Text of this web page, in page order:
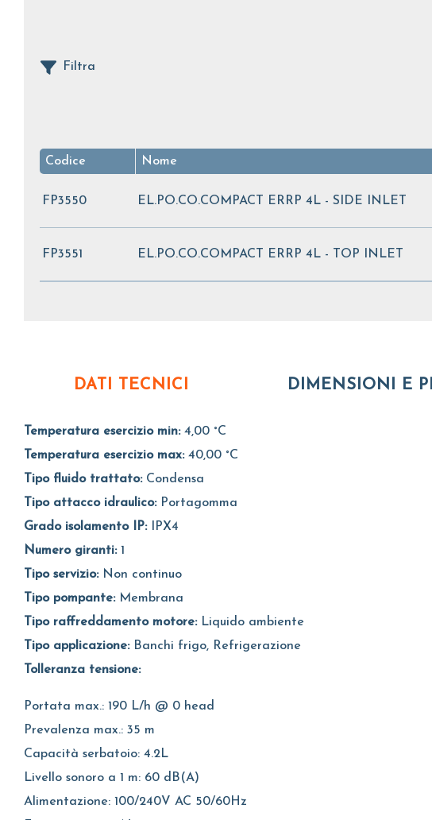
Filtra
Codice Nome
FP3550 EL.PO.CO.COMPACT ERRP 4L - SIDE INLET
FP3551 EL.PO.CO.COMPACT ERRP 4L - TOP INLET
DATI TECNICI DIMENSIONI E
Temperatura esercizio min: 4,00 °C
Temperatura esercizio max: 40,00 °C
Tipo fluido trattato: Condensa
Tipo attacco idraulico: Portagomma
Grado isolamento IP:
IPX4
Numero giranti: 1
Tipo servizio: Non continuo
Tipo pompante: Membrana
Tipo raffreddamento motore: Liquido ambiente
Tipo applicazione: Banchi frigo, Refrigerazione
Tolleranza tensione:
Portata max.: 190 L/h @ 0 head
Prevalenza max.: 35 m
Capacità serbatoio: 4.2L
Livello sonoro a 1 m: 60 dB(A)
Alimentazione: 100/240V AC 50/60Hz